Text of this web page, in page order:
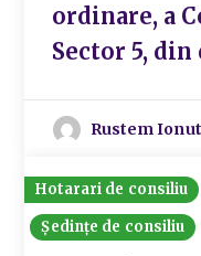
ordinare, a
Sector 5, din
Rustem Ionut
Hotarari de consiliu
Ședințe de consiliu